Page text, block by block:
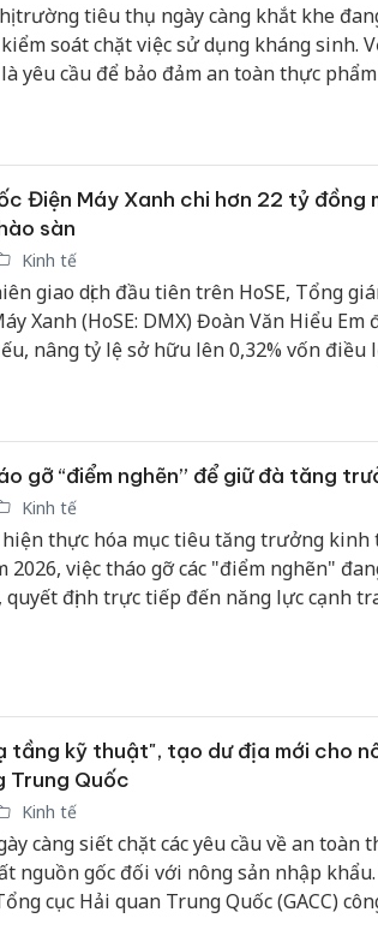
trường tiêu thụ ngày càng khắt khe
soát chặt việc sử dụng kháng sinh.
yêu cầu để bảo đảm an toàn thực
Điện Máy Xanh chi hơn 22 tỷ đồng
sàn
Kinh tế
giao dịch đầu tiên trên HoSE, Tổng
Xanh (HoSE: DMX) Đoàn Văn Hiểu Em
nâng tỷ lệ sở hữu lên 0,32% vốn điều
gỡ “điểm nghẽn” để giữ đà tăng
Kinh tế
thực hóa mục tiêu tăng trưởng kinh
2026, việc tháo gỡ các "điểm nghẽn"
quyết định trực tiếp đến năng lực cạnh
tầng kỹ thuật", tạo dư địa mới cho
Quốc
Kinh tế
càng siết chặt các yêu cầu về an toàn
nguồn gốc đối với nông sản nhập
cục Hải quan Trung Quốc (GACC)